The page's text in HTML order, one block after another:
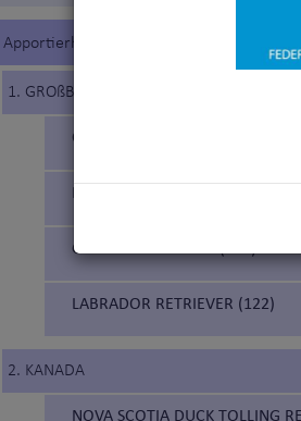
Apportierhunde
1. GROßBRITANNIEN
CURLY COATED RETRIEVER (110)
FLAT COATED RETRIEVER (121)
GOLDEN RETRIEVER (111)
LABRADOR RETRIEVER (122)
2. KANADA
NOVA SCOTIA DUCK TOLLING